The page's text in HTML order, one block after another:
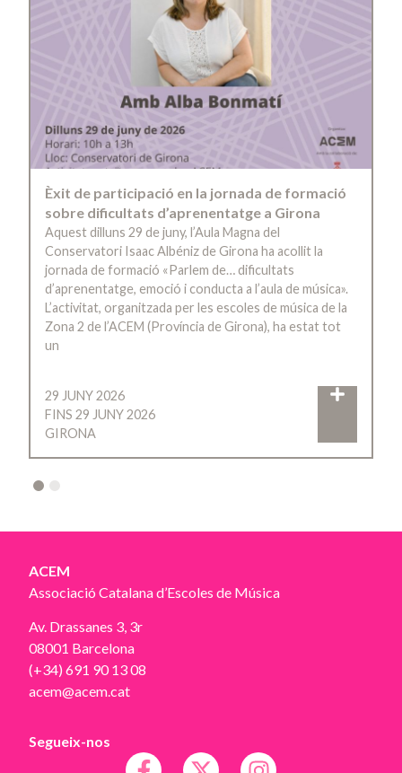
Èxit de participació en la jornada de formació
sobre dificultats d’aprenentatge a Girona
Aquest dilluns 29 de juny, l’Aula Magna del
Conservatori Isaac Albéniz de Girona ha acollit la
jornada de formació «Parlem de… dificultats
d’aprenentatge, emoció i conducta a l’aula de música».
L’activitat, organitzada per les escoles de música de la
Zona 2 de l’ACEM (Província de Girona), ha estat tot
un
29 JUNY 2026
FINS 29 JUNY 2026
GIRONA
ACEM
Associació Catalana d’Escoles de Música
Av. Drassanes 3, 3r
08001 Barcelona
(+34) 691 90 13 08
acem@acem.cat
Segueix-nos